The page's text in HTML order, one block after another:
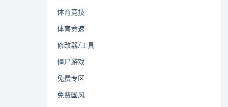
体育竞技
体育竞速
修改器/工具
僵尸游戏
免费专区
免费国风